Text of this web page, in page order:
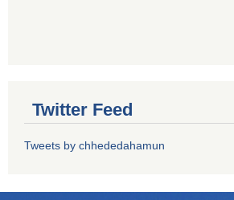
Twitter Feed
Tweets by chhededahamun